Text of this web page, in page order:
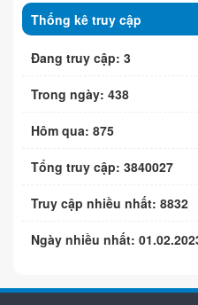
Thống kê truy cập
Đang truy cập: 3
Trong ngày: 438
Hôm qua: 875
Tổng truy cập: 3840027
Truy cập nhiều nhất: 8832
Ngày nhiều nhất: